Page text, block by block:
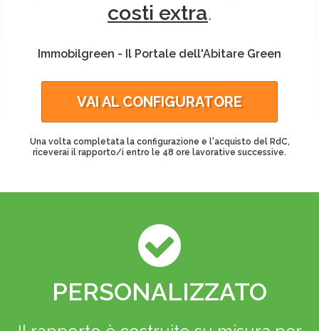
costi extra.
Immobilgreen - Il Portale dell'Abitare Green
VAI AL CONFIGURATORE
Una volta completata la configurazione e l'acquisto del RdC,
riceverai il rapporto/i entro le 48 ore lavorative successive.
PERSONALIZZATO